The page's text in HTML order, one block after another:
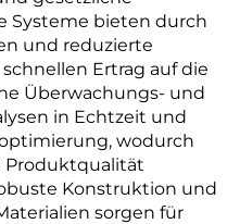
Systeme bieten durch
und reduzierte
Ertrag auf die
Überwachungs- und
in Echtzeit und
wodurch
Produktqualität
Konstruktion und
sorgen für